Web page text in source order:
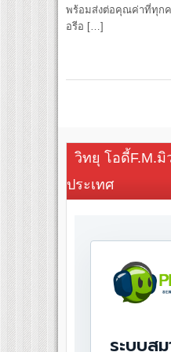
พร้อมส่งต่อคุณค่าที่ทุก
อรีอ […]
วิทยุ โอดี้F.M.มิ
ประเทศ